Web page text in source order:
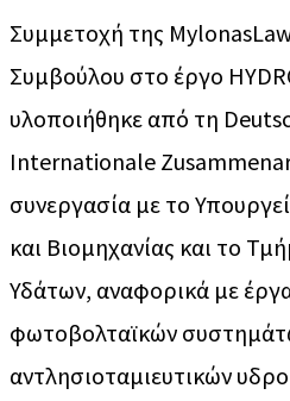
Συμμετοχή της
Συμβούλου στο έργο
υλοποιήθηκε από τη
Internationale
συνεργασία με το
και Βιομηχανίας και το
Υδάτων, αναφορικά με
φωτοβολταϊκών
αντλησιοταμιευτικών